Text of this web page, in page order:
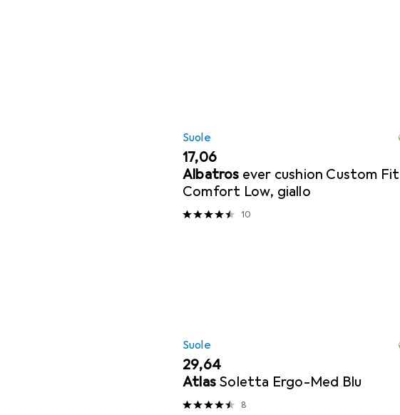
Suole
EUR
17,06
Albatros ever cushion Custom Fit
Comfort Low, giallo
10
Suole
EUR
29,64
Atlas Soletta Ergo-Med Blu
8